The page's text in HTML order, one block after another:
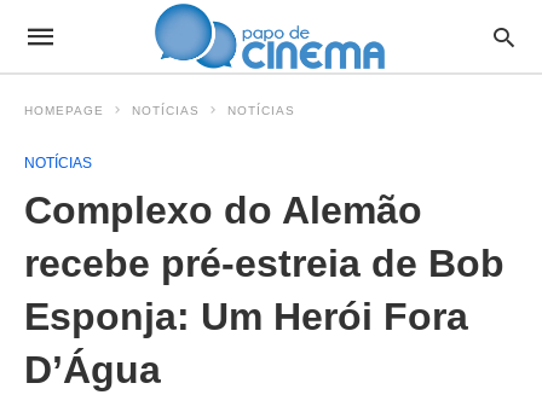
HOMEPAGE NOTÍCIAS NOTÍCIAS
NOTÍCIAS
Complexo do Alemão
recebe pré-estreia de Bob
Esponja: Um Herói Fora
D’Água